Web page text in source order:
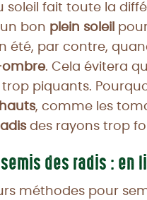
soleil fait toute la
bon plein soleil
été, par contre,
. Cela évitera
piquants.
, comme les
des rayons trop
des radis : en
méthodes pour